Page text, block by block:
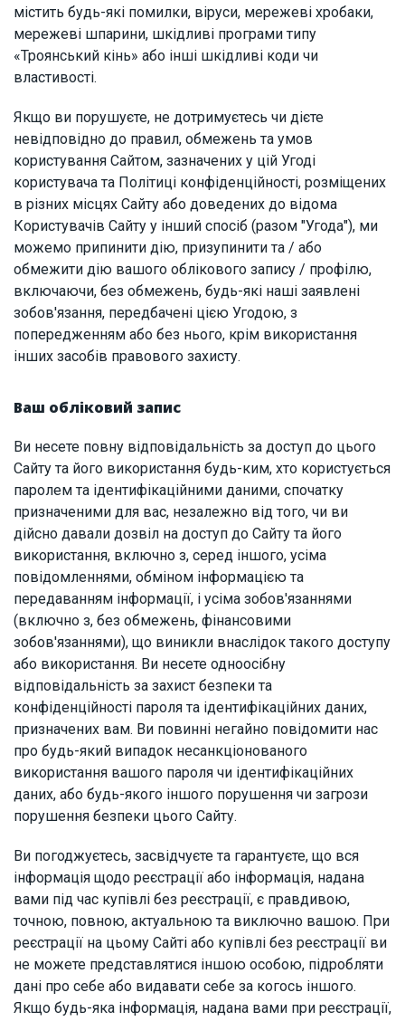
містить будь-які помилки, віруси, мережеві хробаки,
мережеві шпарини, шкідливі програми типу
«Троянський кінь» або інші шкідливі коди чи
властивості.
Якщо ви порушуєте, не дотримуєтесь чи дієте
невідповідно до правил, обмежень та умов
користування Сайтом, зазначених у цій Угоді
користувача та Політиці конфіденційності, розміщених
в різних місцях Сайту або доведених до відома
Користувачів Сайту у інший спосіб (разом "Угода"), ми
можемо припинити дію, призупинити та / або
обмежити дію вашого облікового запису / профілю,
включаючи, без обмежень, будь-які наші заявлені
зобов'язання, передбачені цією Угодою, з
попередженням або без нього, крім використання
інших засобів правового захисту.
Ваш обліковий запис
Ви несете повну відповідальність за доступ до цього
Сайту та його використання будь-ким, хто користується
паролем та ідентифікаційними даними, спочатку
призначеними для вас, незалежно від того, чи ви
дійсно давали дозвіл на доступ до Сайту та його
використання, включно з, серед іншого, усіма
повідомленнями, обміном інформацією та
передаванням інформації, і усіма зобов'язаннями
(включно з, без обмежень, фінансовими
зобов'язаннями), що виникли внаслідок такого доступу
або використання. Ви несете одноосібну
відповідальність за захист безпеки та
конфіденційності пароля та ідентифікаційних даних,
призначених вам. Ви повинні негайно повідомити нас
про будь-який випадок несанкціонованого
використання вашого пароля чи ідентифікаційних
даних, або будь-якого іншого порушення чи загрози
порушення безпеки цього Сайту.
Ви погоджуєтесь, засвідчуєте та гарантуєте, що вся
інформація щодо реєстрації або інформація, надана
вами під час купівлі без реєстрації, є правдивою,
точною, повною, актуальною та виключно вашою. При
реєстрації на цьому Сайті або купівлі без реєстрації ви
не можете представлятися іншою особою, підробляти
дані про себе або видавати себе за когось іншого.
Якщо будь-яка інформація, надана вами при реєстрації,